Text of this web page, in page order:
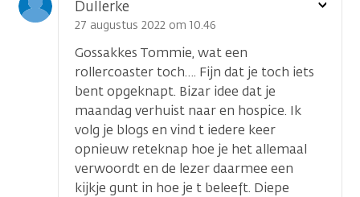
Dullerke
27 augustus 2022 om 10.46
Gossakkes Tommie, wat een
rollercoaster toch…. Fijn dat je toch iets
bent opgeknapt. Bizar idee dat je
maandag verhuist naar en hospice. Ik
volg je blogs en vind t iedere keer
opnieuw reteknap hoe je het allemaal
verwoordt en de lezer daarmee een
kijkje gunt in hoe je t beleeft. Diepe
Toon